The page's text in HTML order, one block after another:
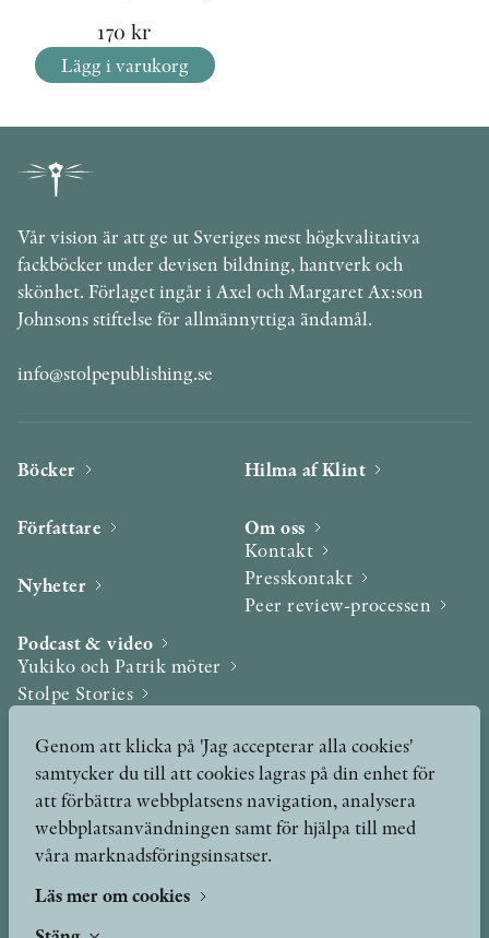
170 kr
Lägg i varukorg
Vår vision är att ge ut Sveriges mest högkvalitativa
fackböcker under devisen bildning, hantverk och
skönhet. Förlaget ingår i Axel och Margaret Ax:son
Johnsons stiftelse för allmännyttiga ändamål.
info@stolpepublishing.se
Böcker
Författare
Nyheter
Podcast & video
Yukiko och Patrik möter
Stolpe Stories
Utmärkelser & Format
Utmärkelser
Övriga format
Hilma af Klint
Om oss
Kontakt
Presskontakt
Peer review-processen
Genom att klicka på 'Jag accepterar alla cookies'
samtycker du till att cookies lagras på din enhet för
att förbättra webbplatsens navigation, analysera
webbplatsanvändningen samt för hjälpa till med
våra marknadsföringsinsatser.
Läs mer om cookies